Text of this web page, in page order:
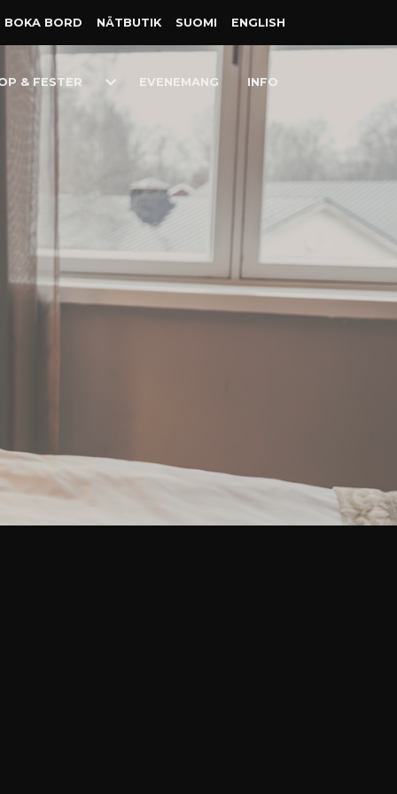
BOKA BORD NÄT­BUTIK SUOMI ENGLISH
& FESTER
ToggleEVENEMANG INFO